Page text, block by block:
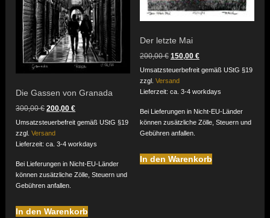
Die Gassen von Granada
300,00€ Ursprünglicher
war:
300,00 €
200,00€Aktueller
ist:
Umsatzsteuerbefreit gemäß UStG §19
zzgl.Versand
Lieferzeit: ca. 3-4 workdays
Bei Lieferungen in Nicht-EU-Länder
können zusätzliche Zölle, Steuern und
Gebühren anfallen.
In den Warenkorb
Der letzte Mai
200,00€ Ursprünglicher
war:
200,00 €
150,00 €Aktueller
ist:
Umsatzsteuerbefreit gemäß UStG §19
zzgl. Versand
Lieferzeit: ca. 3-4 workdays
Bei Lieferungen in Nicht-EU-Länder
können zusätzliche Zölle, Steuern und
Gebühren anfallen.
In den Warenkorb